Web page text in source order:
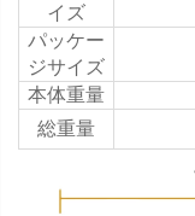
イズ
パッケー
ジサイズ
本体重量
総重量